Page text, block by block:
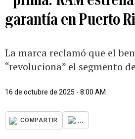
garantía en Puerto
La marca reclamó que el
“revoluciona” el segmento
16 de octubre de 2025 - 8:00 AM
COMPARTIR ...